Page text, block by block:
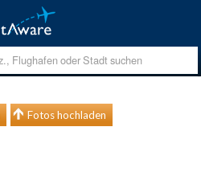
Fotos hochladen